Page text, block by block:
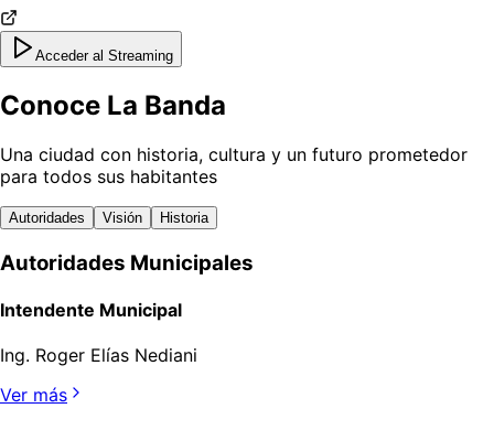
Acceder al Streaming
Conoce La Banda
Una ciudad con historia, cultura y un futuro prometedor
para todos sus habitantes
Autoridades Visión Historia
Autoridades Municipales
Intendente Municipal
Ing. Roger Elías Nediani
Ver más